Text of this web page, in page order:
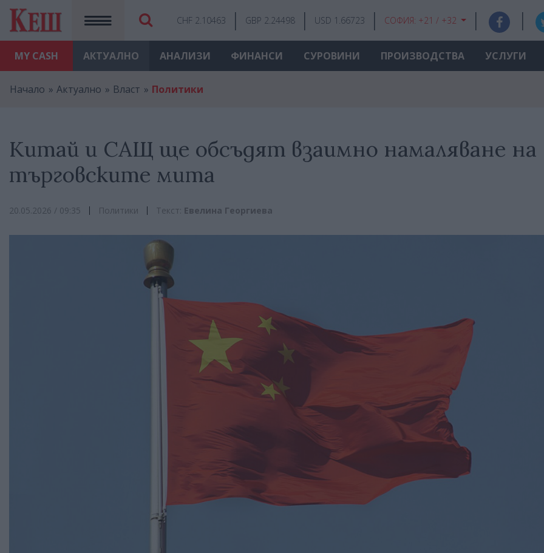
MY CASH
CHF 2.10463 GBP 2.24498 USD 1.66723 СОФИЯ: +21 / +32
АКТУАЛНО АНАЛИЗИ ФИНАНСИ СУРОВИНИ ПРОИЗВОДСТВА УСЛУГИ
Начало Актуално Власт Политики
Китай и САЩ ще обсъдят взаимно намаляване на
търговските мита
20.05.2026 / 09:35 Политики Текст: Евелина Георгиева